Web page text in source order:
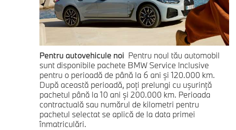
Pentru autovehicule noi Pentru noul tău automobil
sunt disponibile pachete BMW Service Inclusive
pentru o perioadă de până la 6 ani şi 120.000 km.
După această perioadă, poţi prelungi cu uşurinţă
pachetul până la 10 ani şi 200.000 km. Perioada
contractuală sau numărul de kilometri pentru
pachetul selectat se aplică de la data primei
înmatriculări.